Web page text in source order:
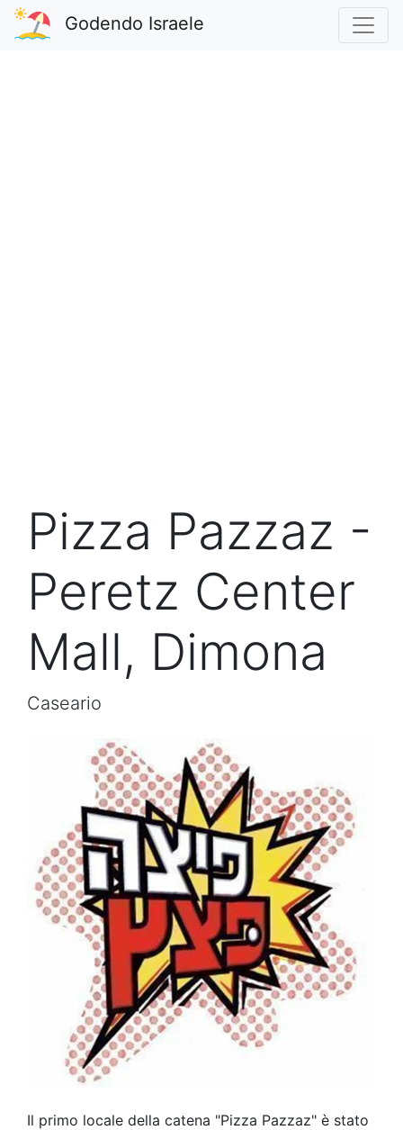
Godendo Israele
Pizza Pazzaz -
Peretz Center
Mall, Dimona
Caseario
Il primo locale della catena "Pizza Pazzaz" è stato